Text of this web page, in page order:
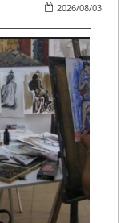
2026/08/03